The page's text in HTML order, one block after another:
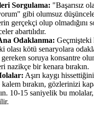
Sorgulama: "Başarısız
gibi olumsuz
gerçekçi olup olmadığını
abartılıdır.
Odaklanma: Geçmişteki
olası kötü senaryolara
soruya konsantre
nazikçe bir kenara bırakın.
Aşırı kaygı
bırakın, gözlerinizi
10-15 saniyelik bu